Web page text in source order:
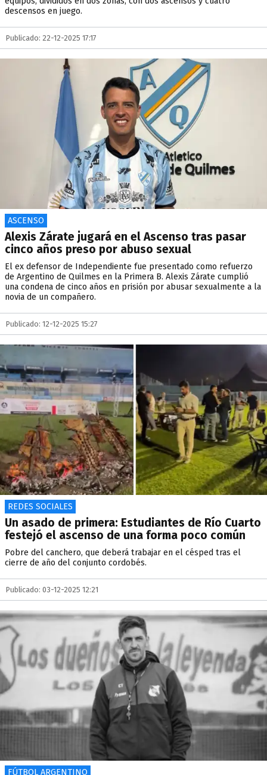
descensos en juego.
Publicado: 22-12-2025 17:17
ASCENSO
Alexis Zárate jugará en el Ascenso tras pasar
cinco años preso por abuso sexual
El ex defensor de Independiente fue presentado como refuerzo
de Argentino de Quilmes en la Primera B. Alexis Zárate cumplió
una condena de cinco años en prisión por abusar sexualmente a la
novia de un compañero.
Publicado: 12-12-2025 15:27
REDES SOCIALES
Un asado de primera: Estudiantes de Río Cuarto
festejó el ascenso de una forma poco común
Pobre del canchero, que deberá trabajar en el césped tras el
cierre de año del conjunto cordobés.
Publicado: 03-12-2025 12:21
FÚTBOL ARGENTINO